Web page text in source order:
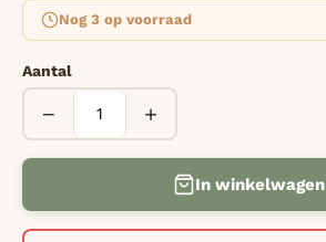
Nog 3 op voorraad
Aantal
− +
In winkelwagen